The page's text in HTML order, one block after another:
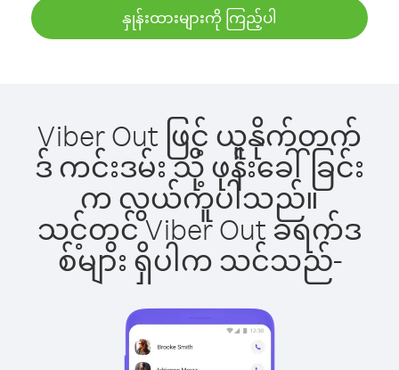
နှုန်းထားများကို ကြည့်ပါ
Viber Out ဖြင့် ယူနိုက်တက်
ဒ် ကင်းဒမ်း သို့ ဖုန်းခေါ်ခြင်း
က လွယ်ကူပါသည်။
သင့်တွင် Viber Out ခရက်ဒ
စ်များ ရှိပါက သင်သည်-